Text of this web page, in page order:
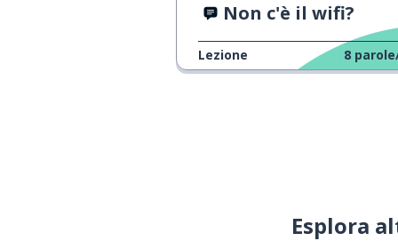
Non c'è il wifi?
Lezione 8
Esplora